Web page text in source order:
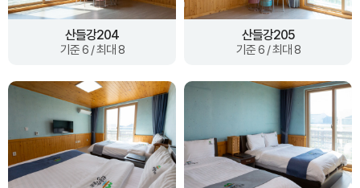
산들강204
기준 6 / 최대 8
산들강205
기준 6 / 최대 8